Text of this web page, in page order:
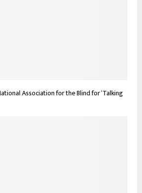
Association for the Blind for ‘Talking